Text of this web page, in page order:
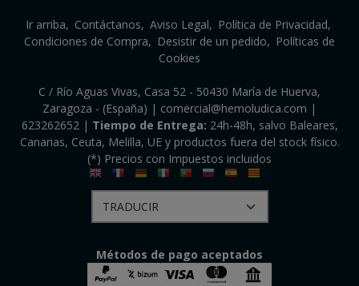
Ir arriba Contáctanos Aviso Legal
Política de Privacidad
Condiciones de Compra
Desistir de un pedido
Políticas de
Cookies
C / Río Aguas Vivas, Casa 52 - 50430 María de Huerva,
Zaragoza - (España) | comercial@hemoludica.com |
623262652| Tiempo de Entrega: 24h-48h, salvo Baleares,
Canarias, Ceuta, Melilla, UE y productos fuera del stock físico.
(*) Precios con Impuestos incluidos
Métodos de pago aceptados